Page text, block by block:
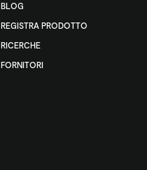
BLOG
REGISTRA PRODOTTO
RICERCHE
FORNITORI